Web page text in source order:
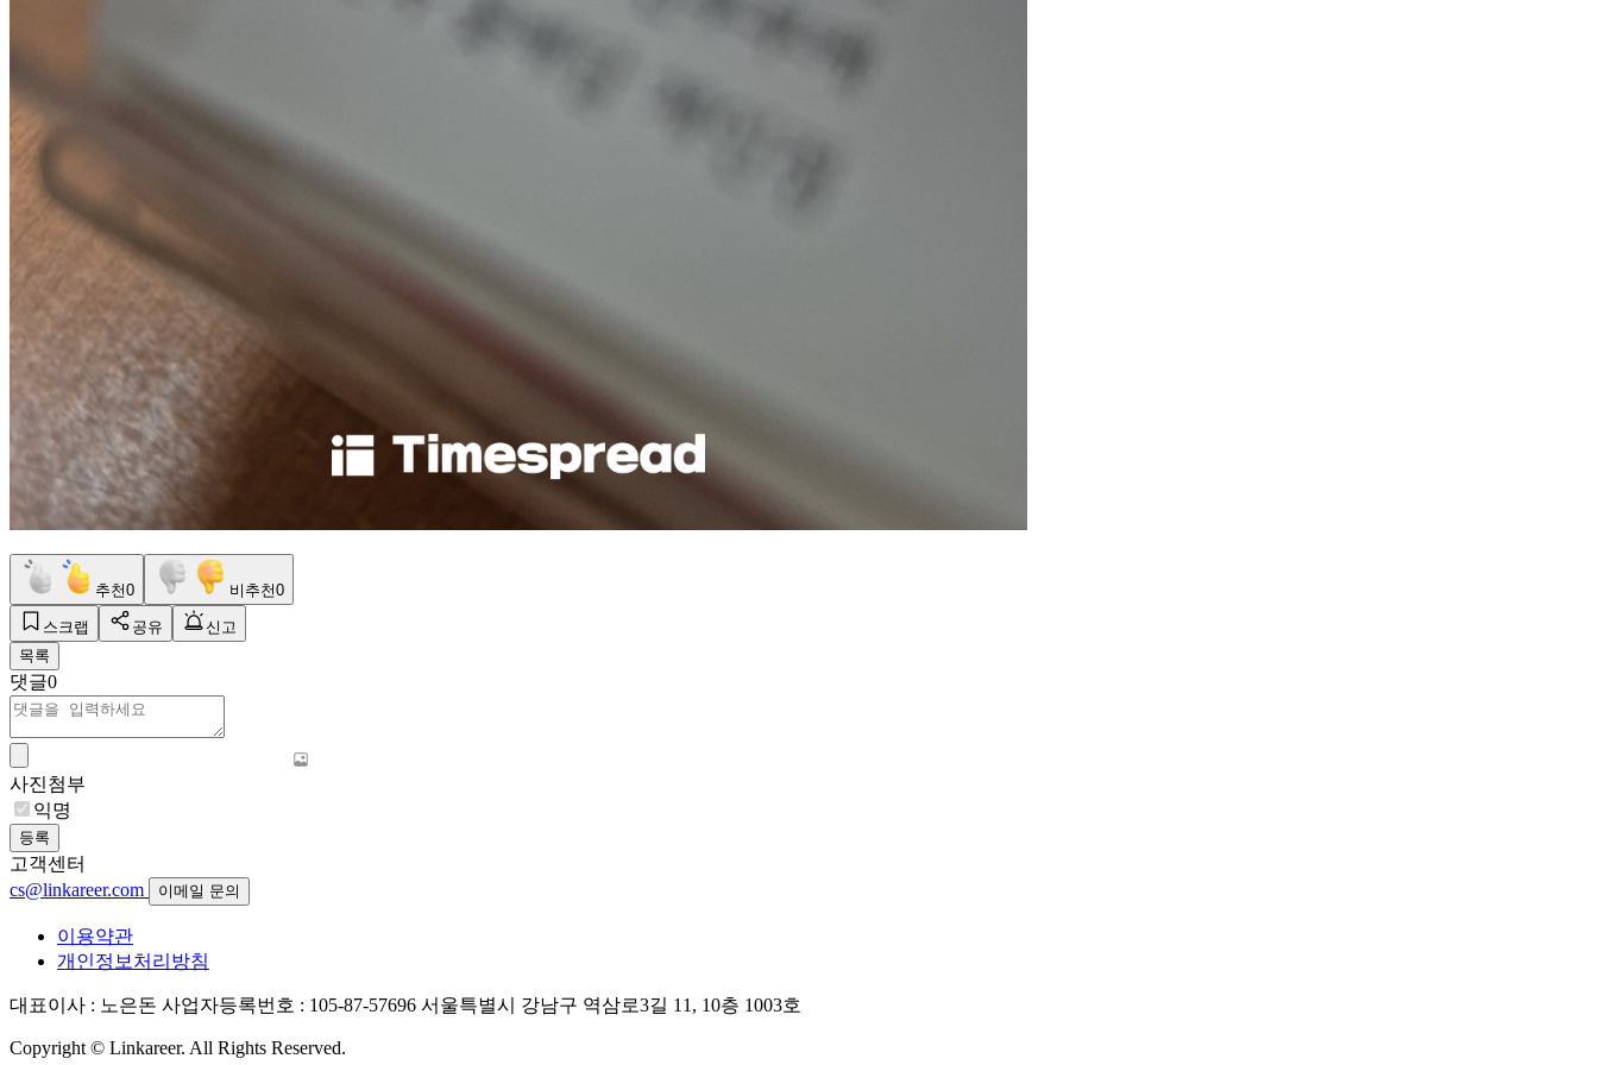
추천0 비추천0
스크랩 공유
신고
목록
댓글0
사진첨부
익명
등록
고객센터
cs@linkareer.com
이메일 문의
이용약관
개인정보처리방침
대표이사 : 노은돈 사업자등록번호 : 105-87-57696 서울특별시 강남구 역삼로3길 11, 10층 1003호
Copyright © Linkareer. All Rights Reserved.